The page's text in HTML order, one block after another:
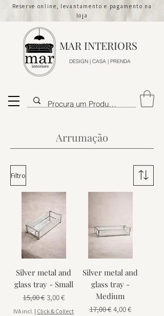
MAR INTERIORS
DESIGN | CASA | PRENDA
Reserve online, levantamento e pagamento na
loja
Arrumação
Filtro
Silver metal and
glass tray - Small
Preço normal
15,00 € Preço promocional
3,00 €
IVA incl. | Click & Collect
Silver metal and
glass tray -
Medium
Preço normal
17,00 € Preço
4,00 €